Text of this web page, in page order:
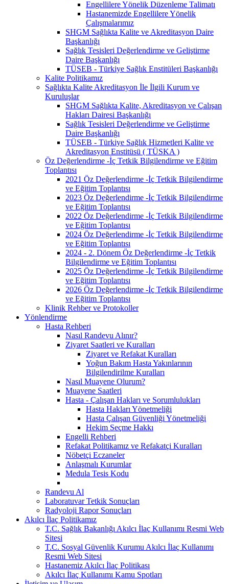
Engellilere Yönelik Düzenleme Talimatı
Hastanemizde Engellilere Yönelik
Çalışmalarımız
SHGM Sağlıkta Kalite ve Akreditasyon Daire
Başkanlığı
Sağlık Tesisleri Değerlendirme ve Geliştirme
Daire Başkanlığı
TÜSEB - Türkiye Sağlık Enstitüleri Başkanlığı
Kalite Politikamız
Sağlıkta Kalite Akreditasyon İle İlgili Kurum ve
Kuruluşlar
SHGM Sağlıkta Kalite, Akreditasyon ve Çalışan
Hakları Dairesi Başkanlığı
Sağlık Tesisleri Değerlendirme ve Geliştirme
Daire Başkanlığı
TÜSEB - Türkiye Sağlık Hizmetleri Kalite ve
Akreditasyon Enstitüsü ( TÜSKA )
Öz Değerlendirme -İç Tetkik Bilgilendirme ve Eğitim
Toplantısı
2021 Öz Değerlendirme -İç Tetkik Bilgilendirme
ve Eğitim Toplantısı
2023 Öz Değerlendirme -İç Tetkik Bilgilendirme
ve Eğitim Toplantısı
2022 Öz Değerlendirme -İç Tetkik Bilgilendirme
ve Eğitim Toplantısı
2024 Öz Değerlendirme -İç Tetkik Bilgilendirme
ve Eğitim Toplantısı
2024 - 2. Dönem Öz Değerlendirme -İç Tetkik
Bilgilendirme ve Eğitim Toplantısı
2025 Öz Değerlendirme -İç Tetkik Bilgilendirme
ve Eğitim Toplantısı
2026 Öz Değerlendirme -İç Tetkik Bilgilendirme
ve Eğitim Toplantısı
Klinik Rehber ve Protokoller
Yönlendirme
Hasta Rehberi
Nasıl Randevu Alınır?
Ziyaret Saatleri ve Kuralları
Ziyaret ve Refakat Kuralları
Yoğun Bakım Hasta Yakınlarının
Bilgilendirilme Kuralları
Nasıl Muayene Olurum?
Muayene Saatleri
Hasta - Çalışan Hakları ve Sorumlulukları
Hasta Hakları Yönetmeliği
Hasta Çalışan Güvenliği Yönetmeliği
Hekim Seçme Hakkı
Engelli Rehberi
Refakat Politikamız ve Refakatçi Kuralları
Nöbetçi Eczaneler
Anlaşmalı Kurumlar
Medula Tesis Kodu
Randevu Al
Laboratuvar Tetkik Sonuçları
Radyoloji Rapor Sonuçları
Akılcı İlaç Politikamız
T.C. Sağlık Bakanlığı Akılcı İlaç Kullanımı Resmi Web
Sitesi
T.C. Sosyal Güvenlik Kurumu Akılcı İlaç Kullanımı
Resmi Web Sitesi
Hastanemiz Akılcı İlaç Politikası
Akılcı İlaç Kullanımı Kamu Spotları